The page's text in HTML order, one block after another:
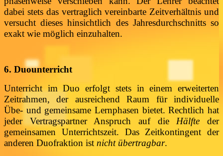
dabei stets das vertraglich vereinbarte Zeitverhältnis und
versucht dieses hinsichtlich des Jahresdurchschnitts so
exakt wie möglich einzuhalten.
6. Duounterricht
Unterricht im Duo erfolgt stets in einem erweiterten
Zeitrahmen, der ausreichend Raum für individuelle
Übe- und gemeinsame Lernphasen bietet. Rechtlich hat
jeder Vertragspartner Anspruch auf die Hälfte der
gemeinsamen Unterrichtszeit. Das Zeitkontingent der
anderen Duofraktion ist nicht übertragbar.